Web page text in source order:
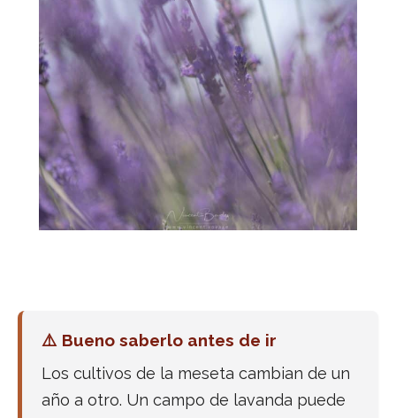
⚠️ Bueno saberlo antes de ir
Los cultivos de la meseta cambian de un
año a otro. Un campo de lavanda puede